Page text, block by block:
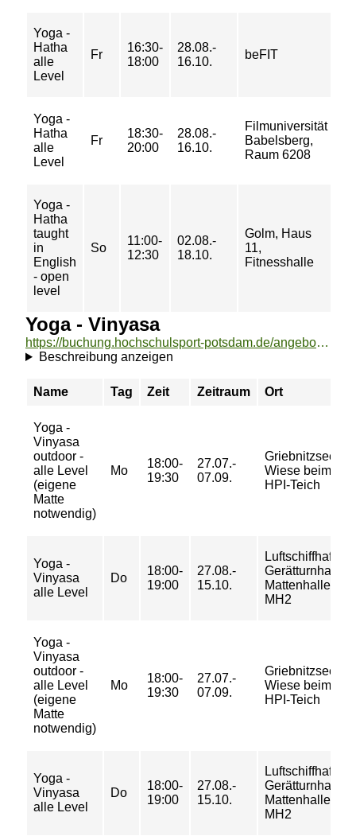
Yoga -
Hatha
alle
Level
Fr
16:30-
18:00
28.08.-
16.10.
beFIT
Yoga -
Hatha
alle
Level
Fr
18:30-
20:00
28.08.-
16.10.
Filmuniversität
Babelsberg,
Raum 6208
Yoga -
Hatha
taught
in
English
- open
level
So
11:00-
12:30
02.08.-
18.10.
Golm, Haus
11,
Fitnesshalle
Yoga - Vinyasa
https://buchung.hochschulsport-potsdam.de/angebote/aktueller_zeitraum/_Yoga_-_Vinyasa.html
Beschreibung anzeigen
Name Tag Zeit Zeitraum Ort
Yoga -
Vinyasa
outdoor -
alle Level
(eigene
Matte
notwendig)
Mo
18:00-
19:30
27.07.-
07.09.
Griebnitzsee,
Wiese beim
HPI-Teich
Yoga -
Vinyasa
alle Level
Do
18:00-
19:00
27.08.-
15.10.
Luftschiffhafen,
Gerätturnhalle,
Mattenhalle
MH2
Yoga -
Vinyasa
outdoor -
alle Level
(eigene
Matte
notwendig)
Mo
18:00-
19:30
27.07.-
07.09.
Griebnitzsee,
Wiese beim
HPI-Teich
Yoga -
Vinyasa
alle Level
Do
18:00-
19:00
27.08.-
15.10.
Luftschiffhafen,
Gerätturnhalle,
Mattenhalle
MH2